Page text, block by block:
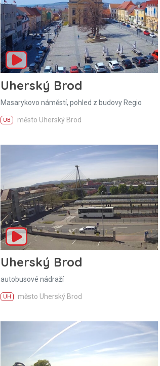
Uherský Brod
Masarykovo náměstí, pohled z budovy Regio
UB město Uherský Brod
Uherský Brod
autobusové nádraží
UH město Uherský Brod